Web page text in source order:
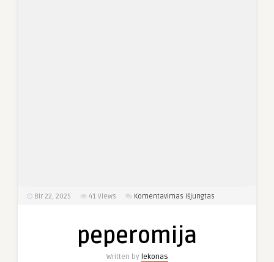
Bir 22, 2025 41 Views Komentavimas išjungtas
peperomija
Written by lekonas